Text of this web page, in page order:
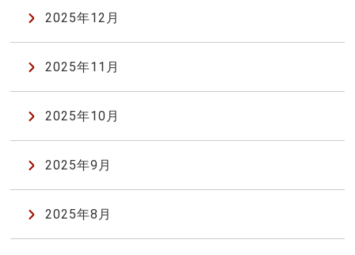
2025年12月
2025年11月
2025年10月
2025年9月
2025年8月